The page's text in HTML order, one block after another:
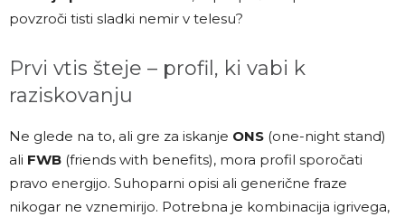
povzroči tisti sladki nemir v telesu?
Prvi vtis šteje – profil, ki vabi k
raziskovanju
Ne glede na to, ali gre za iskanje ONS (one-night stand)
ali FWB (friends with benefits), mora profil sporočati
pravo energijo. Suhoparni opisi ali generične fraze
nikogar ne vznemirijo. Potrebna je kombinacija igrivega,